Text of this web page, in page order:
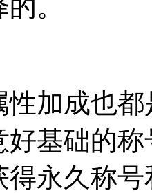
。
性加成也
好基础的
得永久称